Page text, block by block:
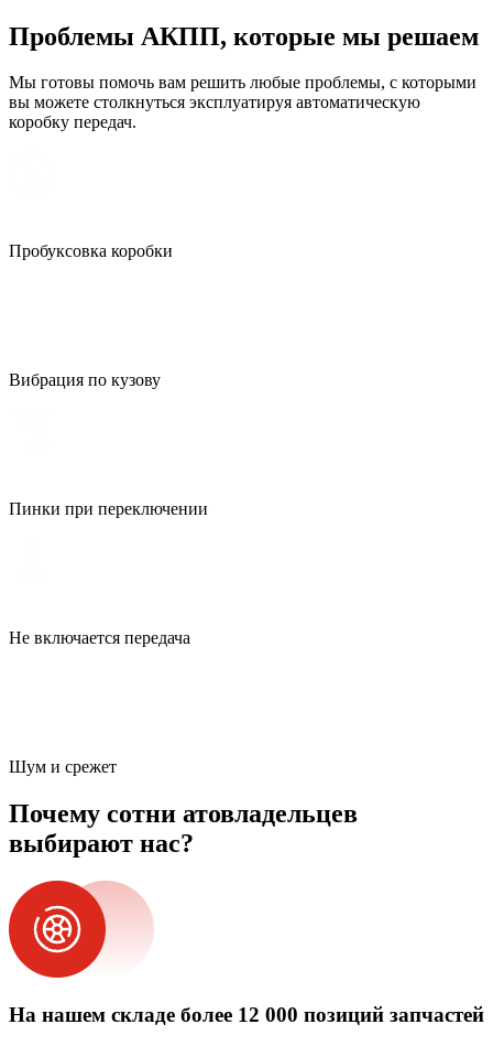
Проблемы АКПП, которые мы решаем
Мы готовы помочь вам решить любые проблемы, с которыми
вы можете столкнуться эксплуатируя автоматическую
коробку передач.
Пробуксовка коробки
Вибрация по кузову
Пинки при переключении
Не включается передача
Шум и срежет
Почему сотни атовладельцев
выбирают нас?
На нашем складе более 12 000 позиций запчастей